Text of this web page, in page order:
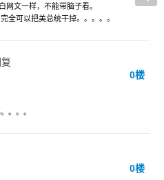
网文一样，不能带脑子看。
全可以把美总统干掉。。。。。
0楼
。。。
0楼